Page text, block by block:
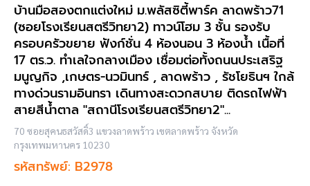
บ้านมือสองตกแต่งใหม่ ม.พลัสซิตี้พาร์ค ลาดพร้าว71
(ซอยโรงเรียนสตรีวิทยา2) ทาวน์โฮม 3 ชั้น รองรับ
ครอบครัวขยาย ฟังก์ชั่น 4 ห้องนอน 3 ห้องน้ำ เนื้อที่
17 ตร.ว. ทำเลใจกลางเมือง เชื่อมต่อทั้งถนนประเสริฐ
มนูญกิจ ,เกษตร-นวมินทร์ , ลาดพร้าว , รัชโยธินฯ ใกล้
ทางด่วนรามอินทรา เดินทางสะดวกสบาย ติดรถไฟฟ้า
สายสีน้ำตาล "สถานีโรงเรียนสตรีวิทยา2"...
70 ซอยสุคนธสวัสดิ์3 แขวงลาดพร้าว เขตลาดพร้าว จังหวัด
กรุงเทพมหานคร 10230
รหัสทรัพย์: B2978